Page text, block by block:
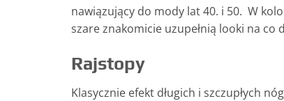
nawiązujący do mody lat 40. i 50. W
szare znakomicie uzupełnią looki na co
Rajstopy
Klasycznie efekt długich i szczupłych